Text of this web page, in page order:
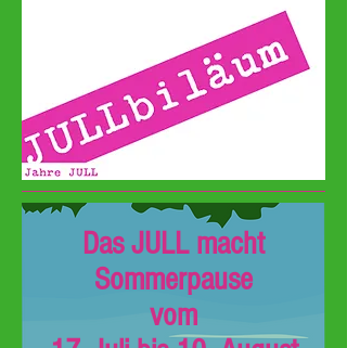
Das JULL macht
Sommerpause
vom